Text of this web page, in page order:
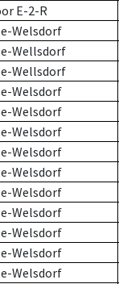
E-2-R
Welsdorf
Wellsdorf
Wellsdorf
Welsdorf
Welsdorf
Welsdorf
Welsdorf
Welsdorf
Welsdorf
Welsdorf
Welsdorf
Welsdorf
Welsdorf